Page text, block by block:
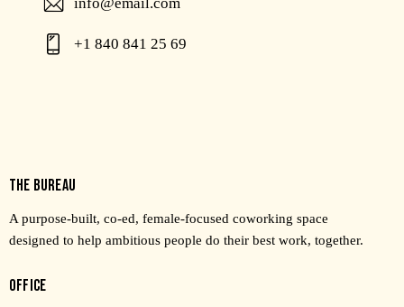
+1 840 841 25 69
THE BUREAU
A purpose-built, co-ed, female-focused coworking space
designed to help ambitious people do their best work, together.
OFFICE